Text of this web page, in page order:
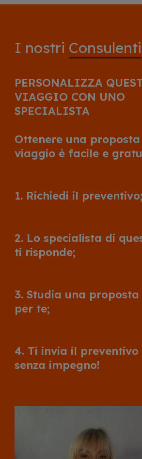
I nostri Consulenti
PERSONALIZZA
VIAGGIO CON UNO
SPECIALISTA
Ottenere una
viaggio è facile e
1. Richiedi il preventivo;
2. Lo specialista di
ti risponde;
3. Studia una
per te;
4. Ti invia il
senza impegno!